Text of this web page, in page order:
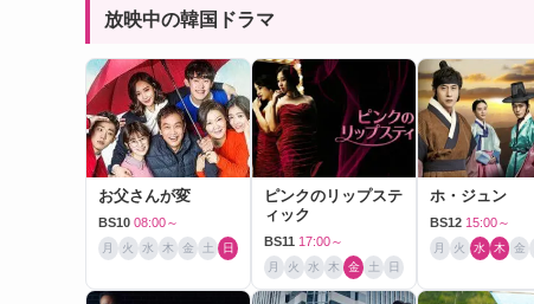
放映中の韓国ドラマ
お父さんが変
BS10 08:00～
月 火 水 木 金 土 日
ピンクのリップステ
ィック
BS11 17:00～
月 火 水 木 金 土 日
ホ・ジュン
BS12 15:00～
月 火 水 木 金